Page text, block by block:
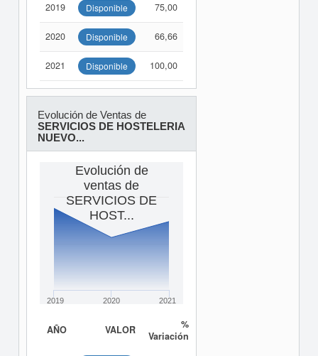
2019 Disponible 75,00
2020 Disponible 66,66
2021 Disponible 100,00
Evolución de Ventas de
SERVICIOS DE HOSTELERIA
NUEVO...
Evolución de
ventas de
SERVICIOS DE
HOST...
2019 2020 2021
AÑO VALOR
%
Variación